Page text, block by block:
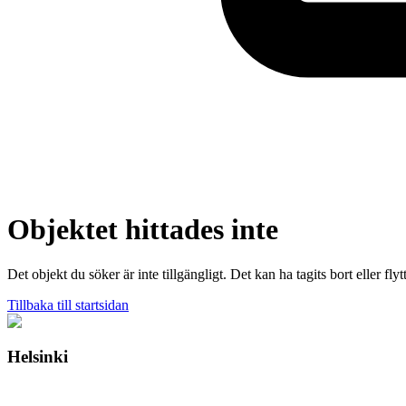
Objektet hittades inte
Det objekt du söker är inte tillgängligt. Det kan ha tagits bort eller
Tillbaka till startsidan
Helsinki